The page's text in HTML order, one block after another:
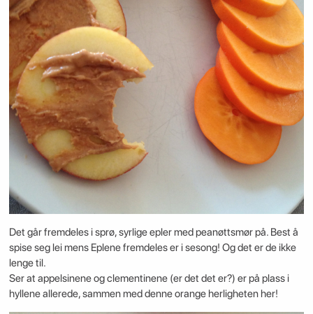
Det går fremdeles i sprø, syrlige epler med peanøttsmør på. Best å
spise seg lei mens Eplene fremdeles er i sesong! Og det er de ikke
lenge til.
Ser at appelsinene og clementinene (er det det er?) er på plass i
hyllene allerede, sammen med denne orange herligheten her!